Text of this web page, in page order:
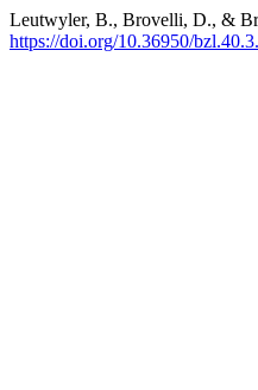
Leutwyler, B., Brovelli, D., &
https://doi.org/10.36950/